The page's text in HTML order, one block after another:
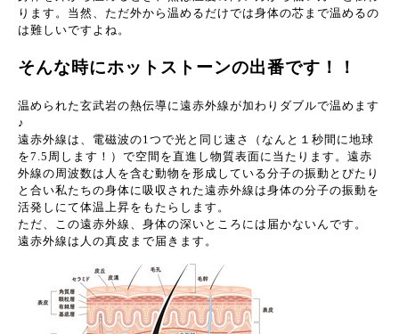
ります。当然、ただ外から温めるだけでは身体の芯まで温めるの
は難しいですよね。
そんな時にホットストーンの出番です！！
温められた玄武岩の熱伝導に遠赤外線が加わりダブルで温めます
♪
遠赤外線は、電磁波の1つで光と同じ速さ（なんと１秒間に地球
を7.5周します！）で空間を直進し物質表面に当たります。遠赤
外線の周波数は人を含む動物を形成している分子の振動とぴたり
と合い私たちの身体に吸収された遠赤外線は身体の分子の振動を
活発しにて体温上昇をもたらします。
ただ、この遠赤外線、身体の深いところには届かないんです。
遠赤外線は人の真皮まで届きます。